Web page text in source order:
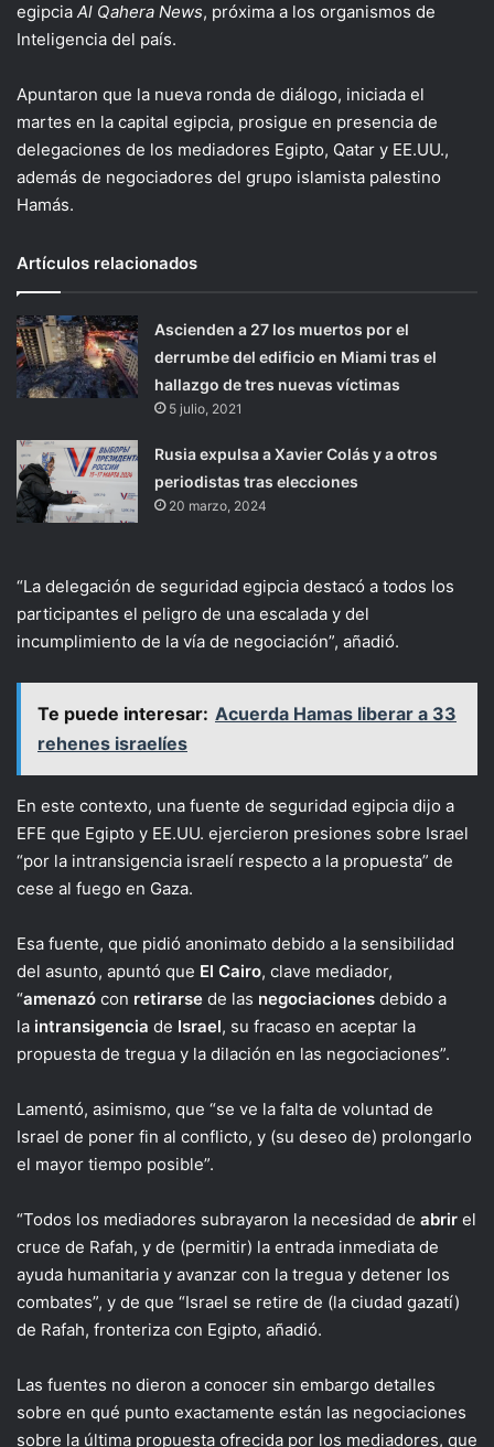
egipcia Al Qahera News, próxima a los organismos de
Inteligencia del país.
Apuntaron que la nueva ronda de diálogo, iniciada el
martes en la capital egipcia, prosigue en presencia de
delegaciones de los mediadores Egipto, Qatar y EE.UU.,
además de negociadores del grupo islamista palestino
Hamás.
Artículos relacionados
Ascienden a 27 los muertos por el
derrumbe del edificio en Miami tras el
hallazgo de tres nuevas víctimas
5 julio, 2021
Rusia expulsa a Xavier Colás y a otros
periodistas tras elecciones
20 marzo, 2024
“La delegación de seguridad egipcia destacó a todos los
participantes el peligro de una escalada y del
incumplimiento de la vía de negociación”, añadió.
Te puede interesar: Acuerda Hamas liberar a 33
rehenes israelíes
En este contexto, una fuente de seguridad egipcia dijo a
EFE que Egipto y EE.UU. ejercieron presiones sobre Israel
“por la intransigencia israelí respecto a la propuesta” de
cese al fuego en Gaza.
Esa fuente, que pidió anonimato debido a la sensibilidad
del asunto, apuntó que El Cairo, clave mediador,
“amenazó con retirarse de las negociaciones debido a
la intransigencia de Israel, su fracaso en aceptar la
propuesta de tregua y la dilación en las negociaciones”.
Lamentó, asimismo, que “se ve la falta de voluntad de
Israel de poner fin al conflicto, y (su deseo de) prolongarlo
el mayor tiempo posible”.
“Todos los mediadores subrayaron la necesidad de abrir el
cruce de Rafah, y de (permitir) la entrada inmediata de
ayuda humanitaria y avanzar con la tregua y detener los
combates”, y de que “Israel se retire de (la ciudad gazatí)
de Rafah, fronteriza con Egipto, añadió.
Las fuentes no dieron a conocer sin embargo detalles
sobre en qué punto exactamente están las negociaciones
sobre la última propuesta ofrecida por los mediadores, que